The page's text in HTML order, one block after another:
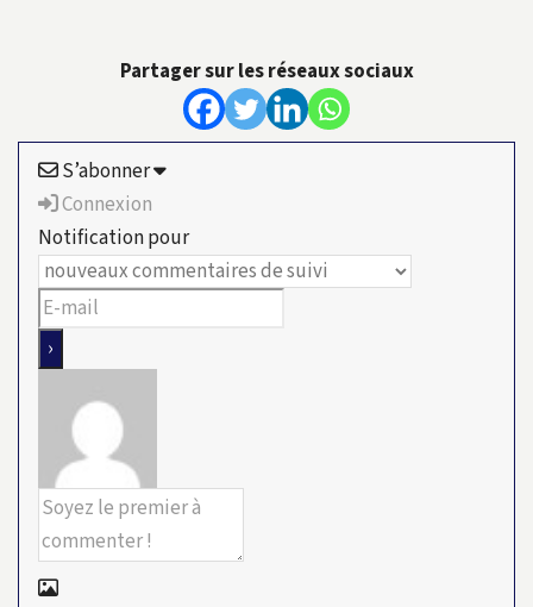
Partager sur les réseaux sociaux
S’abonner
Connexion
Notification pour